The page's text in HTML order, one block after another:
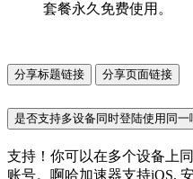
套餐永久免费使用。
分享标题链接 分享页面链接
是否支持多设备同时登陆使用同一
支持！你可以在多个设备上
账号。啊哈加速器支持iOS,